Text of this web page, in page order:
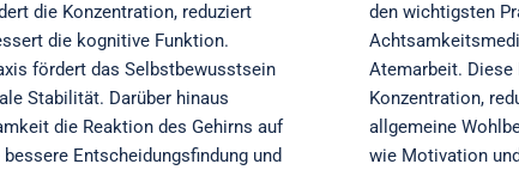
die Konzentration, reduziert
die kognitive Funktion.
fördert das Selbstbewusstsein
Stabilität. Darüber hinaus
die Reaktion des Gehirns auf
Entscheidungsfindung und
den wichtigsten
Atemarbeit. Diese
Konzentration,
allgemeine
wie Motivation